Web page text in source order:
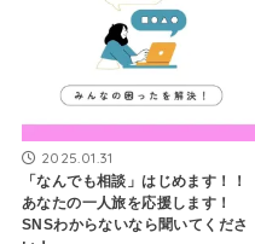
2025.01.31
「なんでも相談」はじめます！！
あなたの一人旅を応援します！
SNSわからないなら聞いてくださ